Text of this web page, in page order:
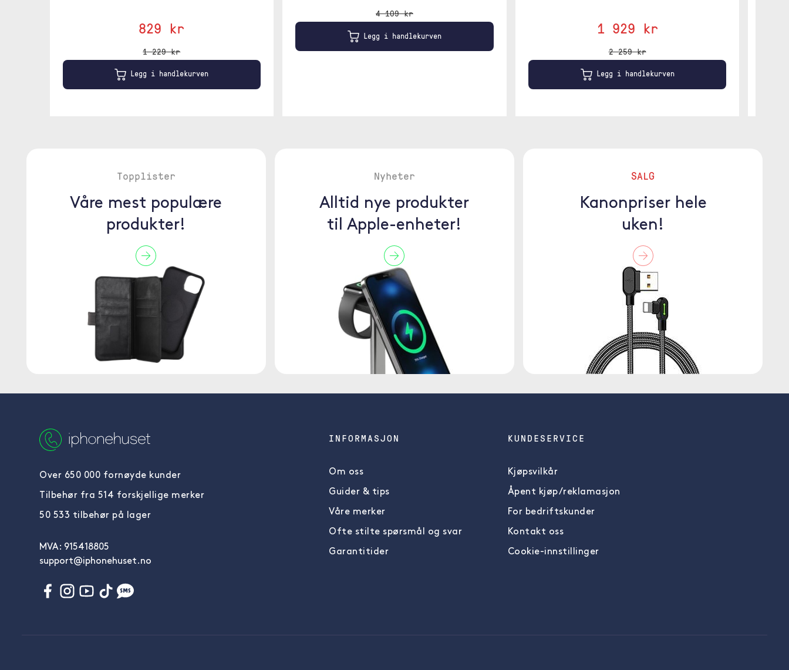
829 kr
1 229 kr
Legg i handlekurven
4 109 kr
Legg i handlekurven 1 929 kr
2 259 kr
Legg i handlekurven
Topplister
Våre mest populære
produkter!
Nyheter
Alltid nye produkter
til Apple-enheter!
SALG
Kanonpriser hele
uken!
Over 650 000 fornøyde kunder
Tilbehør fra 514 forskjellige merker
50 533 tilbehør på lager
MVA: 915418805
support@iphonehuset.no
INFORMASJON
Om oss
Guider & tips
Våre merker
Ofte stilte spørsmål og svar
Garantitider
KUNDESERVICE
Kjøpsvilkår
Åpent kjøp/reklamasjon
For bedriftskunder
Kontakt oss
Cookie-innstillinger